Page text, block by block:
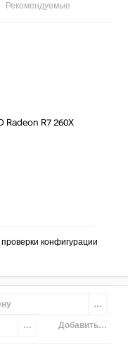
Рекомендуемые
Radeon R7 260X
конфигурации
...
... Добавить...